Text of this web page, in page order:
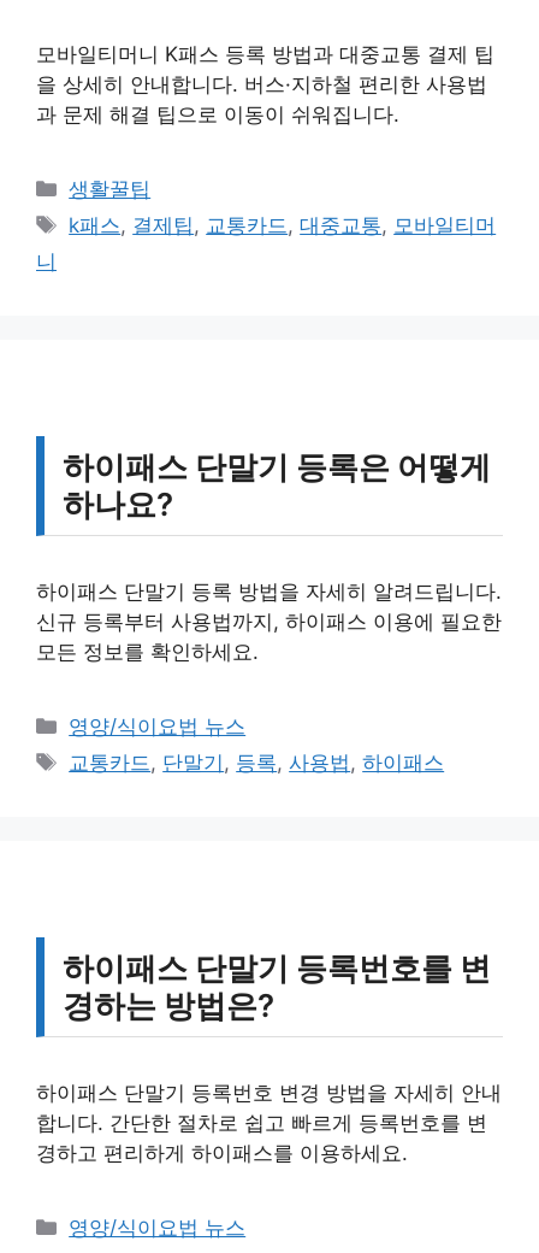
모바일티머니 K패스 등록 방법과 대중교통 결제 팁
을 상세히 안내합니다. 버스·지하철 편리한 사용법
과 문제 해결 팁으로 이동이 쉬워집니다.
카
테
생활꿀팁
태
k패스, 결제팁, 교통카드,대중교통, 모바일티머
니
하이패스 단말기 등록은 어떻게
하나요?
하이패스 단말기 등록 방법을 자세히 알려드립니다.
신규 등록부터 사용법까지, 하이패스 이용에 필요한
모든 정보를 확인하세요.
카
테
영양/식이요법 뉴스
태
교통카드, 단말기 , 등록,사용법,하이패스
하이패스 단말기 등록번호를 변
경하는 방법은?
하이패스 단말기 등록번호 변경 방법을 자세히 안내
합니다. 간단한 절차로 쉽고 빠르게 등록번호를 변
경하고 편리하게 하이패스를 이용하세요.
카
영양/식이요법 뉴스